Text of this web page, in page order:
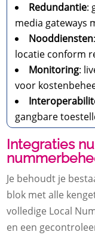
Redundantie:
media gateways
Nooddiensten
locatie conform
Monitoring:
voor
gangbare
Integraties
Je behoudt je
blok met alle
volledige Local
en een